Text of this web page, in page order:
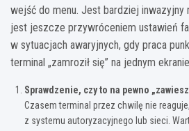
wejść do menu. Jest bardziej inwazyjny
jest jeszcze przywróceniem ustawień
w sytuacjach awaryjnych, gdy praca
terminal „zamroził się” na jednym
Sprawdzenie, czy to na pewno
Czasem terminal przez chwilę nie
z systemu autoryzacyjnego lub sieci.